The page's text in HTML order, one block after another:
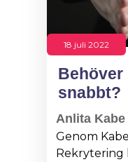
18 juli 2022
Behöver
snabbt?
Anlita
Genom
Rekrytering